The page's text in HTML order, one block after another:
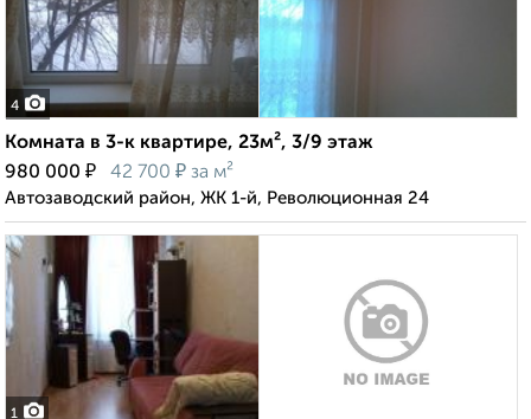
4
Комната в 3-к квартире, 23м², 3/9 этаж
980 000 ₽ 42 700 ₽ за м²
Автозаводский район, ЖК 1-й, Революционная 24
1